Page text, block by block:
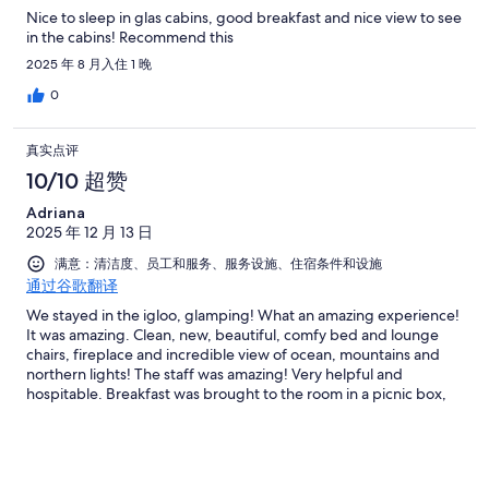
Nice to sleep in glas cabins, good breakfast and nice view to see
in the cabins! Recommend this
2025 年 8 月入住 1 晚
0
真实点评
10/10 超赞
Adriana
2025 年 12 月 13 日
满意：清洁度、员工和服务、服务设施、住宿条件和设施
通过谷歌翻译
We stayed in the igloo, glamping! What an amazing experience!
It was amazing. Clean, new, beautiful, comfy bed and lounge
chairs, fireplace and incredible view of ocean, mountains and
northern lights! The staff was amazing! Very helpful and
hospitable. Breakfast was brought to the room in a picnic box,